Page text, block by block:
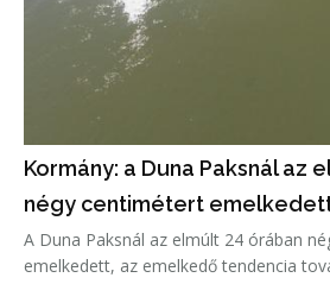
Kormány: a Duna Paksnál az
négy centimétert
A Duna Paksnál az elmúlt 24 órában
emelkedett, az emelkedő tendencia